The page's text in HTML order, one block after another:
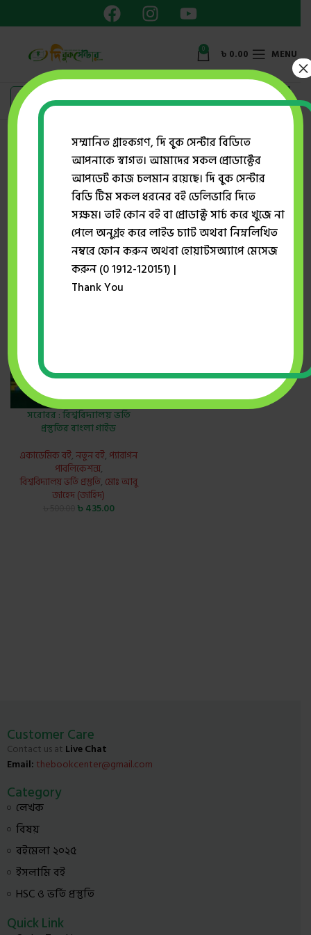
0 ৳ 0.00 MENU
Showing the single result
Show sidebar
সরোবর : বিশ্ববিদ্যালয় ভর্তি
প্রস্তুতির বাংলা গাইড
একাডেমিক বই,নতুন বই, প্যারাগন
পাবলিকেশন্স,
বিশ্ববিদ্যালয় ভর্তি প্রস্তুতি, মোঃ আবু
জাহেদ (জাহিদ)
৳435.00
Customer Care
Contact us at Live Chat
Email: thebookcenter@gmail.com
Category
লেখক
বিষয়
বইমেলা ২০২৫
ইসলামি বই
HSC ও ভর্তি প্রস্তুতি
Quick Link
সম্মানিত গ্রাহকগণ, দি বুক সেন্টার বিডিতে
আপনাকে স্বাগত। আমাদের সকল প্রোডাক্টের
আপডেট কাজ চলমান রয়েছে। দি বুক সেন্টার
বিডি টিম সকল ধরনের বই ডেলিভারি দিতে
সক্ষম। তাই কোন বই বা প্রোডাক্ট সার্চ করে খুজে না
পেলে অনুগ্রহ করে লাইভ চ্যাট অথবা নিম্নলিখিত
নম্বরে ফোন করুন অথবা হোয়াটসঅ্যাপে মেসেজ
করুন (0 1912-120151) |
Thank You
×